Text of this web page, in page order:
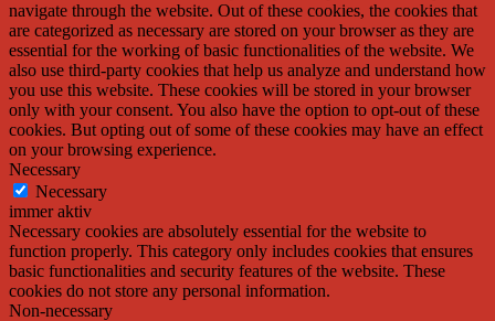
navigate through the website. Out of these cookies, the cookies that
are categorized as necessary are stored on your browser as they are
essential for the working of basic functionalities of the website. We
also use third-party cookies that help us analyze and understand how
you use this website. These cookies will be stored in your browser
only with your consent. You also have the option to opt-out of these
cookies. But opting out of some of these cookies may have an effect
on your browsing experience.
Necessary
Necessary
immer aktiv
Necessary cookies are absolutely essential for the website to
function properly. This category only includes cookies that ensures
basic functionalities and security features of the website. These
cookies do not store any personal information.
Non-necessary